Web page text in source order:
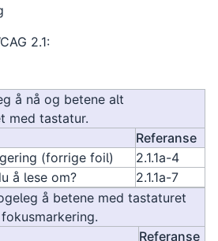
2.1:
å nå og betene alt
med tastatur.
Referanse
(forrige foil)
2.1.1a-4
å lese om?
2.1.1a-7
å betene med tastaturet
Referanse